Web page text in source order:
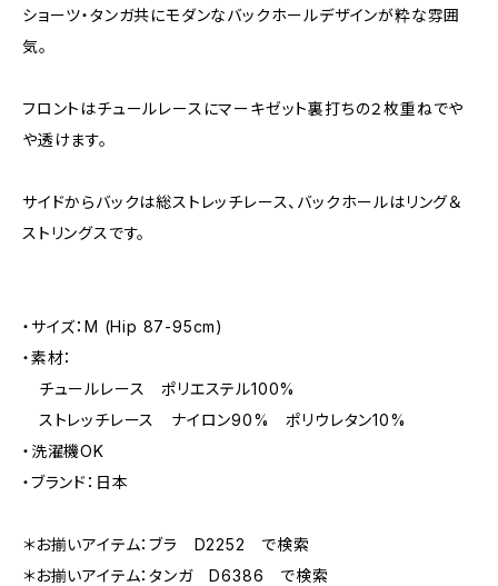
ショーツ・タンガ共にモダンなバックホールデザインが粋な雰囲
気。
フロントはチュールレースにマーキゼット裏打ちの２枚重ねでや
や透けます。
サイドからバックは総ストレッチレース、バックホールはリング＆
ストリングスです。
・サイズ：M (Hip 87-95cm)
・素材：
チュールレース ポリエステル100%
ストレッチレース ナイロン90% ポリウレタン10%
・洗濯機OK
・ブランド：日本
＊お揃いアイテム：ブラ D2252 で検索
＊お揃いアイテム：タンガ D6386 で検索